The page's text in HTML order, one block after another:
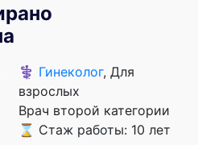
⚕️ Гинеколог, Для
взрослых
Врач второй категории
⌛ Стаж работы: 10 лет